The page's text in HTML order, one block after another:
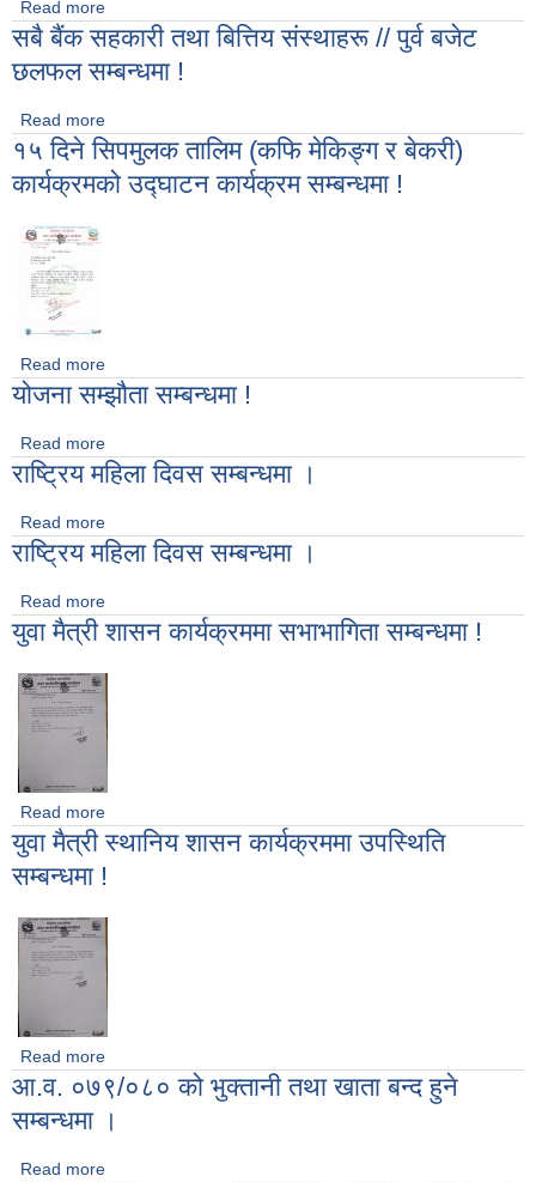
Read more
छलफल सम्बन्धमा !
सबै बैंक सहकारी तथा बित्तिय संस्थाहरू // पुर्व बजेट
छलफल सम्बन्धमा !
Read more
सम्बन्धमा !
१५ दिने सिपमुलक तालिम (कफि मेकिङ्ग र बेकरी)
कार्यक्रमको उद्घाटन कार्यक्रम सम्बन्धमा !
Read more
उद्घाटन कार्यक्रम सम्बन्धमा !
योजना सम्झौता सम्बन्धमा !
Read more
राष्ट्रिय महिला दिवस सम्बन्धमा ।
Read more
राष्ट्रिय महिला दिवस सम्बन्धमा ।
Read more
युवा मैत्री शासन कार्यक्रममा सभाभागिता सम्बन्धमा !
Read more
युवा मैत्री स्थानिय शासन कार्यक्रममा उपस्थिति
सम्बन्धमा !
Read more
आ.व. ०७९/०८० को भुक्तानी तथा खाता बन्द हुने
सम्बन्धमा ।
Read more